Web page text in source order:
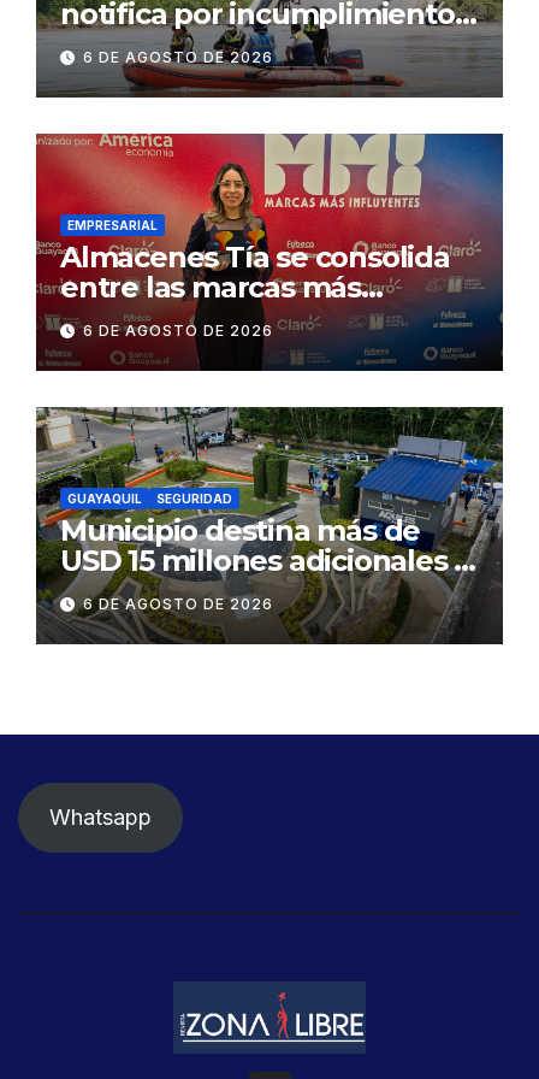
notifica por incumplimiento
contractual a la
Concesionaria CONORTE y
exige celeridad en
desmontaje del puente
Gonzalo Icaza Cornejo, en
Daule
6 DE AGOSTO DE 2026
EMPRESARIAL
Almacenes Tía se consolida
entre las marcas más
influyentes del Ecuador
6 DE AGOSTO DE 2026
GUAYAQUIL SEGURIDAD
Municipio destina más de
USD 15 millones adicionales a
SEGURA EP para fortalecer la
seguridad ciudadana
6 DE AGOSTO DE 2026
Whatsapp